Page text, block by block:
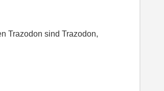
Trazodon sind Trazodon,